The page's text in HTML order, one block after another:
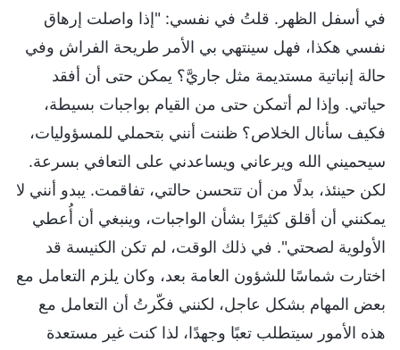
في أسفل الظهر. قلتُ في نفسي: "إذا واصلت إرهاق
نفسي هكذا، فهل سينتهي بي الأمر طريحة الفراش وفي
حالة إنباتية مستديمة مثل جاريَّ؟ يمكن حتى أن أفقد
حياتي. وإذا لم أتمكن حتى من القيام بواجبات بسيطة،
فكيف سأنال الخلاص؟ ظننت أنني بتحملي للمسؤوليات،
سيحميني الله ويرعاني ويساعدني على التعافي بسرعة.
لكن حينئذ، بدلًا من أن تتحسن حالتي، تفاقمت. يبدو أنني لا
يمكنني أن أقلق كثيرًا بشأن الواجبات، وينبغي أن أُعطي
الأولوية لصحتي". في ذلك الوقت، لم تكن الكنيسة قد
اختارت شماسًا للشؤون العامة بعد، وكان يلزم التعامل مع
بعض المهام بشكل عاجل، لكنني فكّرتُ أن التعامل مع
هذه الأمور سيتطلب تعبًا وجهدًا، لذا كنت غير مستعدة